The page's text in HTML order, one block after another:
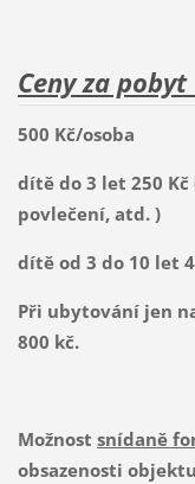
Ceny za
500 Kč/osoba
dítě do 3 let 250
povlečení, atd. )
dítě od 3 do 10 let
Při ubytování jen
800 kč.
Možnost snídaně
obsazenosti